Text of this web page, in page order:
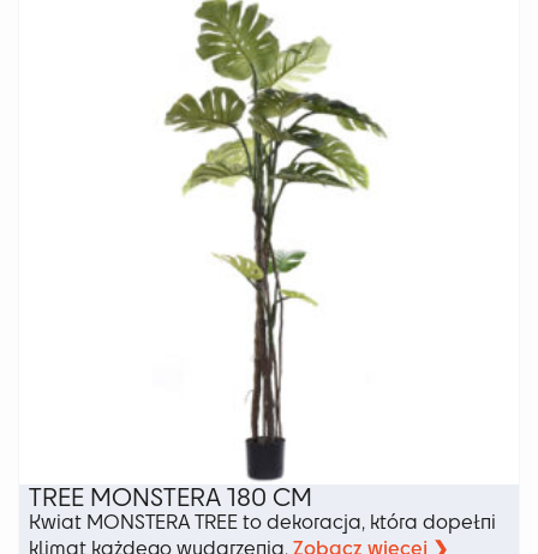
wariantów.
Opcje
można
wybrać
na
stronie
produktu
TREE MONSTERA 180 CM
Kwiat MONSTERA TREE to dekoracja, która dopełni
klimat każdego wydarzenia. Zobacz więcej ❯